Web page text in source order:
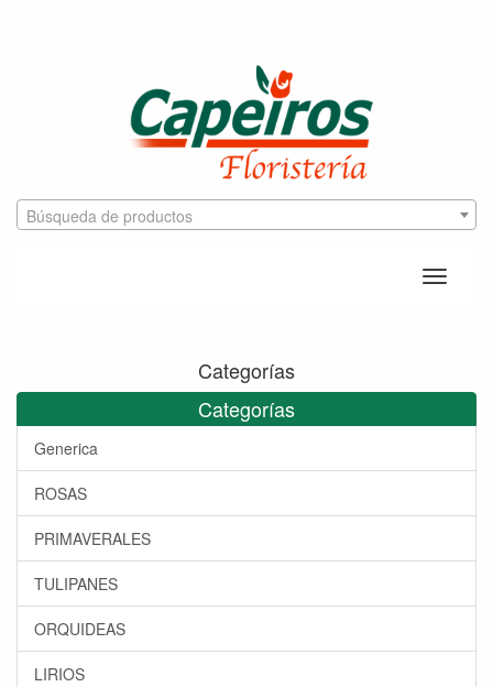
Búsqueda de productos
Toggle
Categorías
Categorías
Generica
ROSAS
PRIMAVERALES
TULIPANES
ORQUIDEAS
LIRIOS